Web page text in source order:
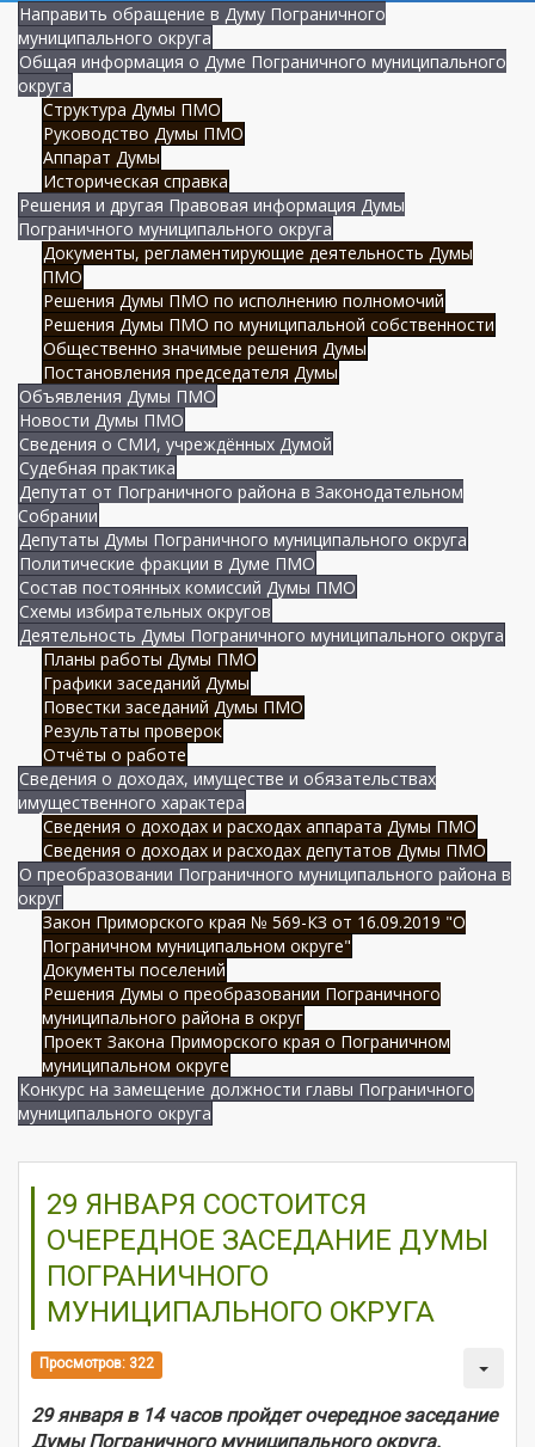
Направить обращение в Думу Пограничного
муниципального округа
Общая информация о Думе Пограничного муниципального
округа
Структура Думы ПМО
Руководство Думы ПМО
Аппарат Думы
Историческая справка
Решения и другая Правовая информация Думы
Пограничного муниципального округа
Документы, регламентирующие деятельность Думы
ПМО
Решения Думы ПМО по исполнению полномочий
Решения Думы ПМО по муниципальной собственности
Общественно значимые решения Думы
Постановления председателя Думы
Объявления Думы ПМО
Новости Думы ПМО
Сведения о СМИ, учреждённых Думой
Судебная практика
Депутат от Пограничного района в Законодательном
Собрании
Депутаты Думы Пограничного муниципального округа
Политические фракции в Думе ПМО
Состав постоянных комиссий Думы ПМО
Схемы избирательных округов
Деятельность Думы Пограничного муниципального округа
Планы работы Думы ПМО
Графики заседаний Думы
Повестки заседаний Думы ПМО
Результаты проверок
Отчёты о работе
Сведения о доходах, имуществе и обязательствах
имущественного характера
Сведения о доходах и расходах аппарата Думы ПМО
Сведения о доходах и расходах депутатов Думы ПМО
О преобразовании Пограничного муниципального района в
округ
Закон Приморского края № 569-КЗ от 16.09.2019 "О
Пограничном муниципальном округе"
Документы поселений
Решения Думы о преобразовании Пограничного
муниципального района в округ
Проект Закона Приморского края о Пограничном
муниципальном округе
Конкурс на замещение должности главы Пограничного
муниципального округа
29 ЯНВАРЯ СОСТОИТСЯ
ОЧЕРЕДНОЕ ЗАСЕДАНИЕ ДУМЫ
ПОГРАНИЧНОГО
МУНИЦИПАЛЬНОГО ОКРУГА
Просмотров: 322
29 января в 14 часов пройдет очередное заседание
Думы Пограничного муниципального округа.